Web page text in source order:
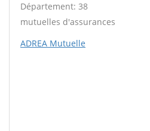
Département: 38
mutuelles d'assurances
ADREA Mutuelle